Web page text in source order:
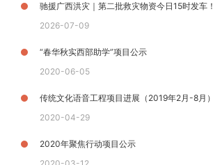
驰援广西洪灾｜第二批救灾物资今日15时发车！
2026-07-09
“春华秋实西部助学”项目公示
2020-06-05
传统文化语音工程项目进展（2019年2月-8月）
2020-04-29
2020年聚焦行动项目公示